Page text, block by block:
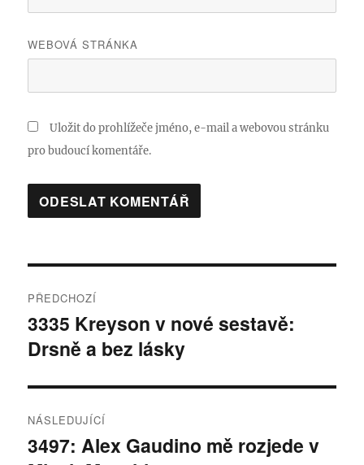
WEBOVÁ STRÁNKA
Uložit do prohlížeče jméno, e-mail a webovou stránku
pro budoucí komentáře.
pro
příspěvek
PŘEDCHOZÍ
Předchozí
příspěvek:
3335 Kreyson v nové sestavě:
Drsně a bez lásky
NÁSLEDUJÍCÍ
Následující
3497: Alex Gaudino mě rozjede v